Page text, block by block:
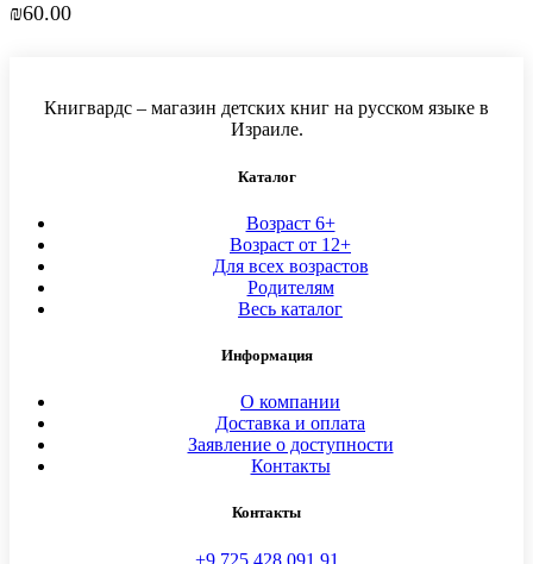
₪60.00
Книгвардс – магазин детских книг на русском языке в
Израиле.
Каталог
Возраст 6+
Возраст от 12+
Для всех возрастов
Родителям
Весь каталог
Информация
О компании
Доставка и оплата
Заявление о доступности
Контакты
Контакты
+9 725 428 091 91